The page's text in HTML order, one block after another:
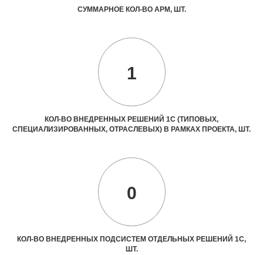
СУММАРНОЕ КОЛ-ВО АРМ, ШТ.
1
КОЛ-ВО ВНЕДРЕННЫХ РЕШЕНИЙ 1С (ТИПОВЫХ,
СПЕЦИАЛИЗИРОВАННЫХ, ОТРАСЛЕВЫХ) В РАМКАХ ПРОЕКТА, ШТ.
0
КОЛ-ВО ВНЕДРЕННЫХ ПОДСИСТЕМ ОТДЕЛЬНЫХ РЕШЕНИЙ 1С,
ШТ.